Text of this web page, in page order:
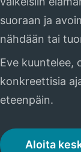
suoraan ja
nähdään tai
Eve kuuntelee,
konkreettisia
eteenpäin.
Aloita